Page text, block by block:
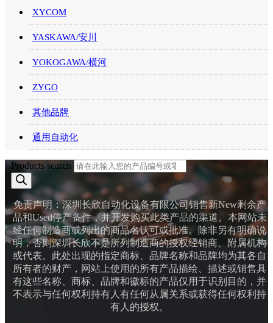
XYCOM
YASKAWA/安川
YOKOGAWA/横河
ZYGO
其他品牌
通用自动化
Products search
免责声明：深圳长欣自动化设备有限公司销售新New剩余产
品和Used停产备件，并开发购买此类产品的渠道。本网站未
经任何制造商或列出的商品名认可或批准。除非另有明确说
明，否则深圳长欣不是所列制造商的授权经销商、附属机构
或代表。此处出现的指定商标、品牌名称和品牌均为其各自
所有者的财产，网站上使用的所有产品描绘、描述或销售具
有这些名称、商标、品牌和徽标的产品仅用于识别目的，并
不表示与任何权利持有人有任何从属关系或获得任何权利持
有人的授权。